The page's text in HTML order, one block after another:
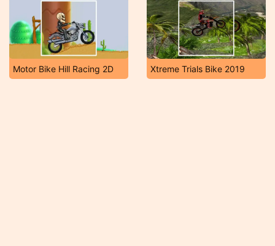
Motor Bike Hill Racing 2D Xtreme Trials Bike 2019